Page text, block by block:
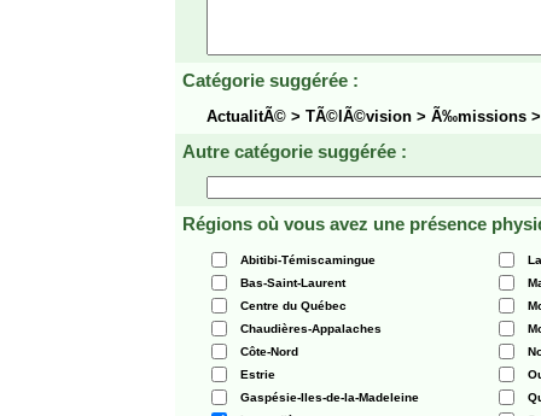
Catégorie suggérée :
ActualitÃ© > TÃ©lÃ©vision > Ã‰missions
Autre catégorie suggérée :
Régions où vous avez une présence
Abitibi-Témiscamingue
Bas-Saint-Laurent
Centre du Québec
Chaudières-Appalaches
Côte-Nord
Estrie
Gaspésie-Iles-de-la-Madeleine